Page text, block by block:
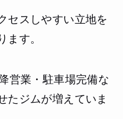
セスしやすい立地を
ます。
営業・駐車場完備な
たジムが増えていま